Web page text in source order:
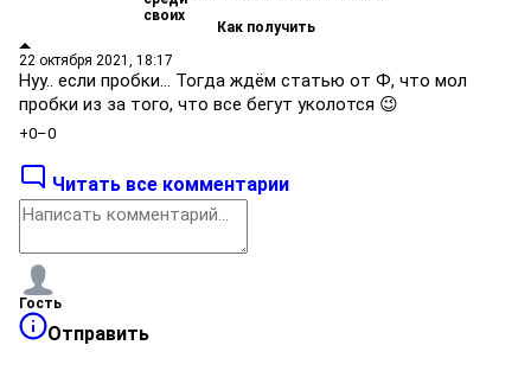
Как получить
22 октября 2021, 18:17
Нуу.. если пробки… Тогда ждём статью от Ф, что мол
пробки из за того, что все бегут уколотся 😉
+0–0
Читать все комментарии
Гость
Отправить